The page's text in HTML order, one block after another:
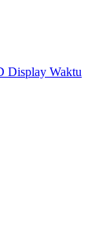
Display Waktu